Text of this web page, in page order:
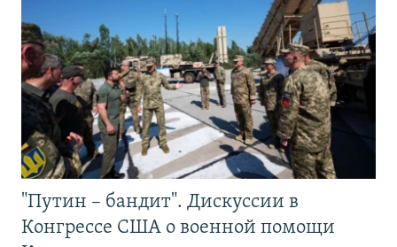
"Путин – бандит". Дискуссии в
Конгрессе США о военной помощи